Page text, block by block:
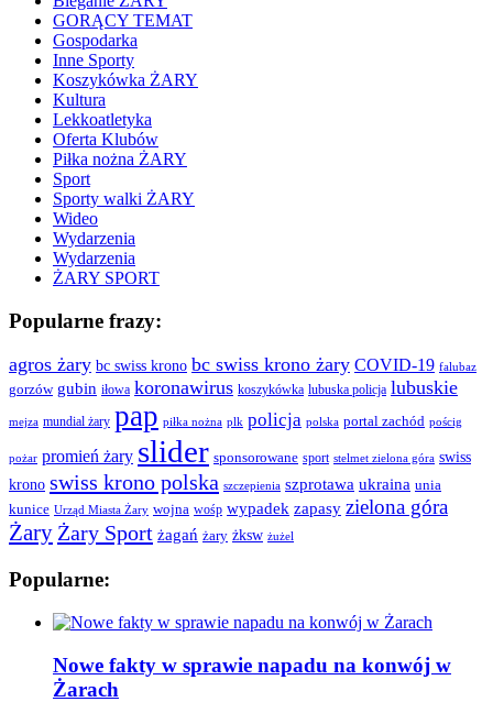
GORĄCY TEMAT
Gospodarka
Inne Sporty
Koszykówka ŻARY
Kultura
Lekkoatletyka
Oferta Klubów
Piłka nożna ŻARY
Sport
Sporty walki ŻARY
Wideo
Wydarzenia
Wydarzenia
ŻARY SPORT
Popularne frazy:
agros żary bc swiss krono bc swiss krono żary COVID-19 falubaz
gorzów gubin iłowa koronawirus koszykówka lubuska policja lubuskie
mejza mundial żary pap piłka nożna plk policja polska portal zachód pościg
pożar promień żary slider sponsorowane sport stelmet zielona góra swiss
krono swiss krono polska szczepienia szprotawa ukraina unia
kunice Urząd Miasta Żary wojna wośp wypadek zapasy zielona góra
Żary Żary Sport żagań żary żksw żużel
Popularne:
Nowe fakty w sprawie napadu na konwój w
Żarach